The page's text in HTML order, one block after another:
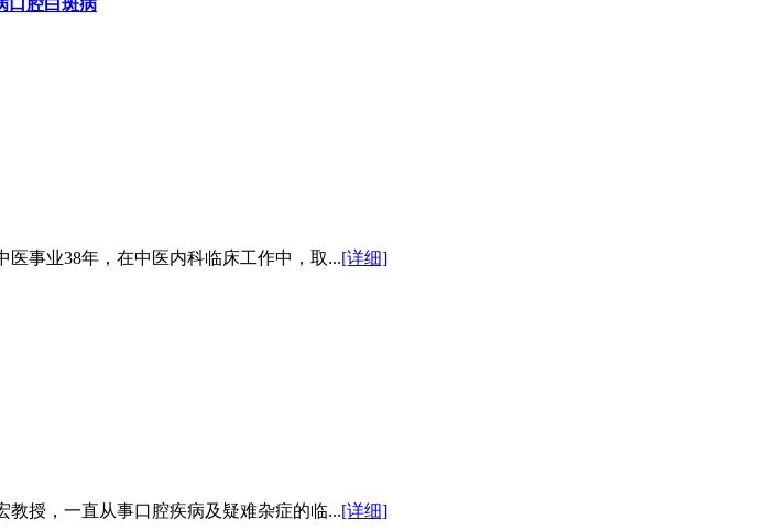
事业38年，在中医内科临床工作中，取...[详细]
授，一直从事口腔疾病及疑难杂症的临...[详细]